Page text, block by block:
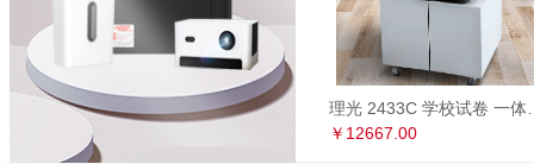
￥12667.00